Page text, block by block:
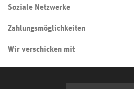
Soziale Netzwerke
Zahlungsmöglichkeiten
Wir verschicken mit